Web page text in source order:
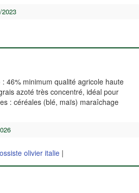
46% minimum qualité agricole haute
azoté très concentré, idéal pour
: céréales (blé, maïs) maraîchage
olivier italie|